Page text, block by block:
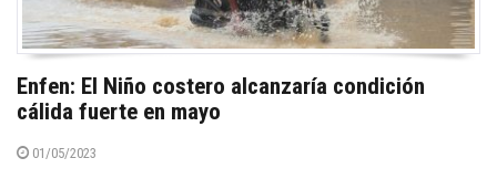
Enfen: El Niño costero alcanzaría condición
cálida fuerte en mayo
01/05/2023